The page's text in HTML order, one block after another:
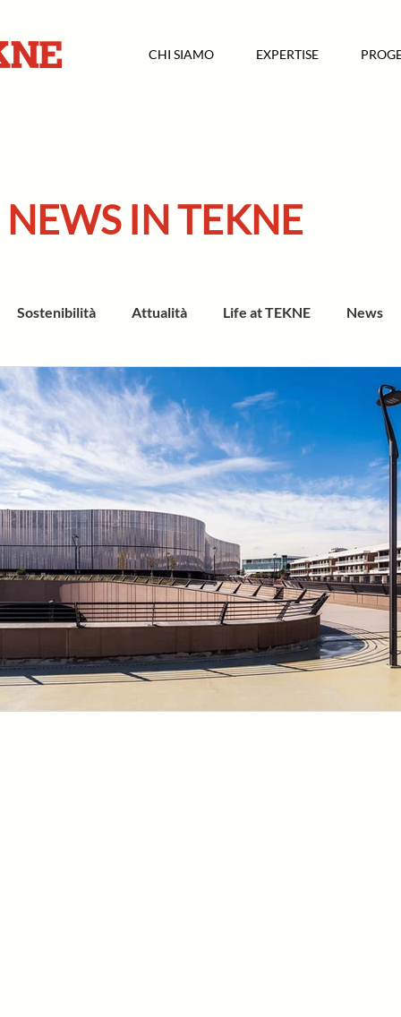
CHI SIAMO EXPERTISE
NEWS IN TEKNE
Sostenibilità Attualità Life at TEKNE News